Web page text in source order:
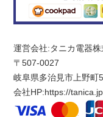
運営会社:タニカ電器株
〒507-0027
岐阜県多治見市上野町
会社HP:https://tanica.jp